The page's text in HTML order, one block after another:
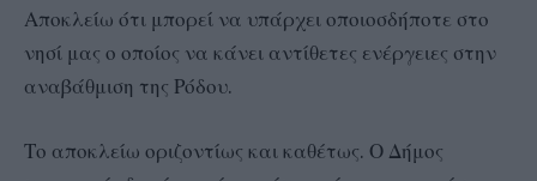
Αποκλείω ότι μπορεί να υπάρχει οποιοσδήποτε στο
νησί μας ο οποίος να κάνει αντίθετες ενέργειες στην
αναβάθμιση της Ρόδου.
Το αποκλείω οριζοντίως και καθέτως. Ο Δήμος